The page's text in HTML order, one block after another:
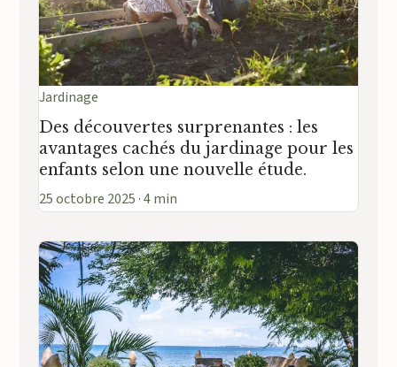
Jardinage
Des découvertes surprenantes : les
avantages cachés du jardinage pour les
enfants selon une nouvelle étude.
25 octobre 2025 · 4 min